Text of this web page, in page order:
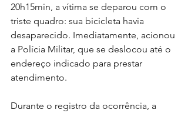
20h15min, a vítima se deparou com o
triste quadro: sua bicicleta havia
desaparecido. Imediatamente, acionou
a Polícia Militar, que se deslocou até o
endereço indicado para prestar
atendimento.
Durante o registro da ocorrência, a